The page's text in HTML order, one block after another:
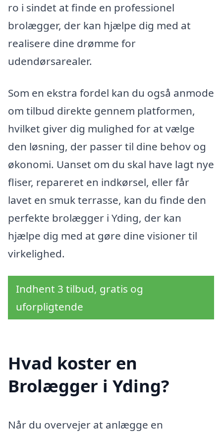
ro i sindet at finde en professionel
brolægger, der kan hjælpe dig med at
realisere dine drømme for
udendørsarealer.
Som en ekstra fordel kan du også anmode
om tilbud direkte gennem platformen,
hvilket giver dig mulighed for at vælge
den løsning, der passer til dine behov og
økonomi. Uanset om du skal have lagt nye
fliser, repareret en indkørsel, eller får
lavet en smuk terrasse, kan du finde den
perfekte brolægger i Yding, der kan
hjælpe dig med at gøre dine visioner til
virkelighed.
Indhent 3 tilbud, gratis og
uforpligtende
Hvad koster en
Brolægger i Yding?
Når du overvejer at anlægge en